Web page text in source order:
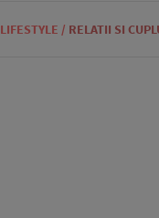
LIFESTYLE / RELATII SI